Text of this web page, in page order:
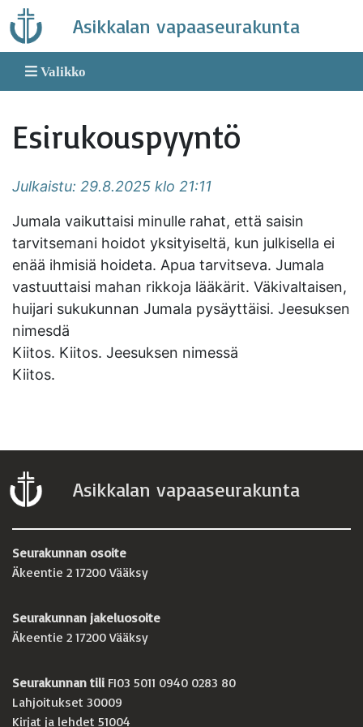
Skip
to
content
Asikkalan vapaaseurakunta
Valikko
Esirukouspyyntö
Julkaistu: 29.8.2025 klo 21:11
Jumala vaikuttaisi minulle rahat, että saisin
tarvitsemani hoidot yksityiseltä, kun julkisella ei
enää ihmisiä hoideta. Apua tarvitseva. Jumala
vastuuttaisi mahan rikkoja lääkärit. Väkivaltaisen,
huijari sukukunnan Jumala pysäyttäisi. Jeesuksen
nimesdä
Kiitos. Kiitos. Jeesuksen nimessä
Kiitos.
Asikkalan vapaaseurakunta
Seurakunnan osoite
Äkeentie 2 17200 Vääksy
Seurakunnan jakeluosoite
Äkeentie 2 17200 Vääksy
Seurakunnan tili FI03 5011 0940 0283 80
Lahjoitukset 30009
Kirjat ja lehdet 51004